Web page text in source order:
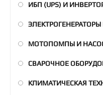
ИБП (UPS) И
ЭЛЕКТРОГЕНЕРАТОРЫ
МОТОПОМПЫ И
СВАРОЧНОЕ
КЛИМАТИЧЕСКАЯ